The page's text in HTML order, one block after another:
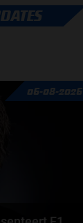
race-
komend seizoen
06-08-2026